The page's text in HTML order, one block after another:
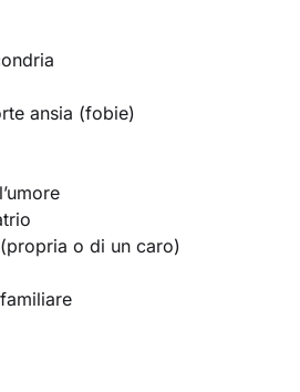
ansia (fobie)
o di un caro)